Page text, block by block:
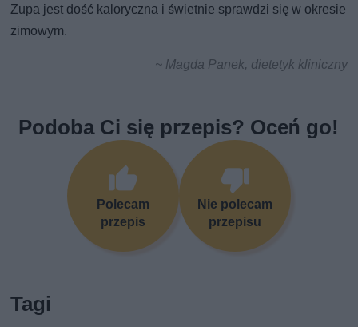
Zupa jest dość kaloryczna i świetnie sprawdzi się w okresie
zimowym.
~ Magda Panek, dietetyk kliniczny
Podoba Ci się przepis? Oceń go!
Polecam
przepis
Nie polecam
przepisu
Tagi